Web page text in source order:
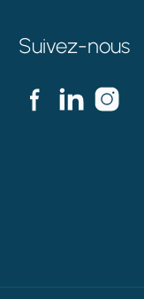
Suivez-nous